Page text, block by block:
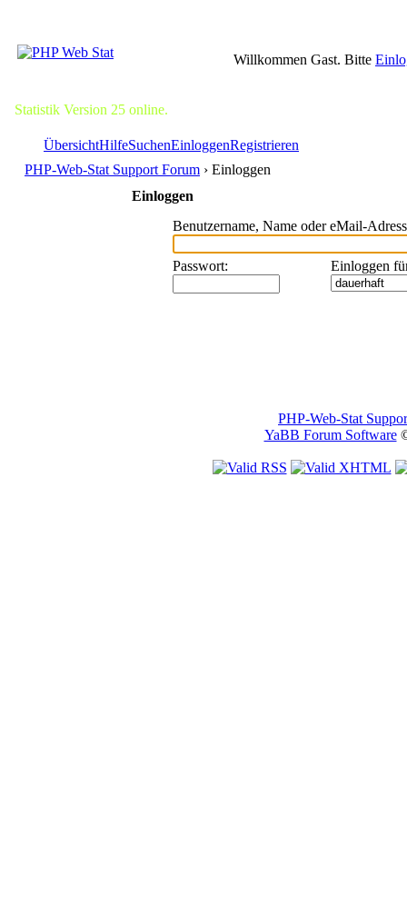
Willkommen Gast. Bitte
Statistik Version 25 online.
ÜbersichtHilfeSuchenEinloggenRegistrieren
PHP-Web-Stat Support Forum › Einloggen
Einloggen
Benutzername, Name oder eMail-
Passwort: Einloggen
PHP-Web-Stat
YaBB Forum Software©